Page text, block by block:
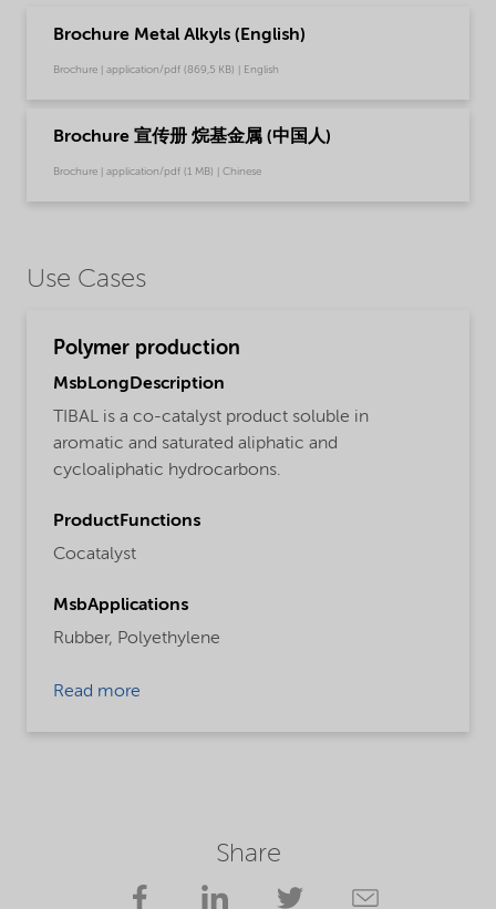
Brochure Metal Alkyls (English)
Brochure | application/pdf (869,5 KB) | English
Brochure 宣传册 烷基金属 (中国人)
Brochure | application/pdf (1 MB) | Chinese
Use Cases
Polymer production
MsbLongDescription
TIBAL is a co-catalyst product soluble in
aromatic and saturated aliphatic and
cycloaliphatic hydrocarbons.
ProductFunctions
Cocatalyst
MsbApplications
Rubber, Polyethylene
Read more
Share